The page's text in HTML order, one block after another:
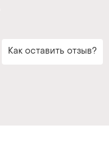
Как оставить отзыв?